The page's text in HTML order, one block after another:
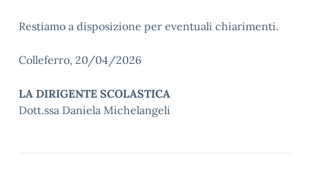
Restiamo a disposizione per eventuali chiarimenti.
Colleferro, 20/04/2026
LA DIRIGENTE SCOLASTICA
Dott.ssa Daniela Michelangeli